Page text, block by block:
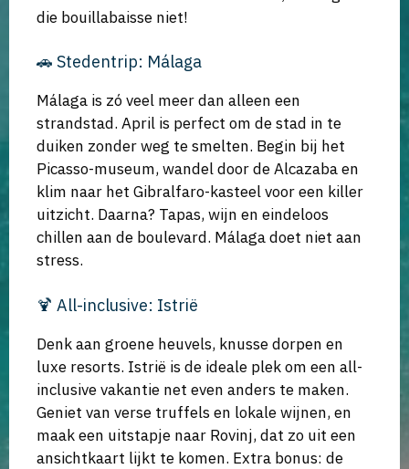
die bouillabaisse niet!
🚗 Stedentrip: Málaga
Málaga is zó veel meer dan alleen een
strandstad. April is perfect om de stad in te
duiken zonder weg te smelten. Begin bij het
Picasso-museum, wandel door de Alcazaba en
klim naar het Gibralfaro-kasteel voor een killer
uitzicht. Daarna? Tapas, wijn en eindeloos
chillen aan de boulevard. Málaga doet niet aan
stress.
🍹 All-inclusive: Istrië
Denk aan groene heuvels, knusse dorpen en
luxe resorts. Istrië is de ideale plek om een all-
inclusive vakantie net even anders te maken.
Geniet van verse truffels en lokale wijnen, en
maak een uitstapje naar Rovinj, dat zo uit een
ansichtkaart lijkt te komen. Extra bonus: de